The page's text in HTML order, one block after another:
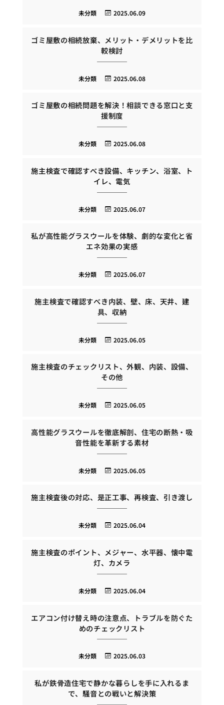
2025.06.09
未分類
ゴミ屋敷の相続放棄、メリット・デメリットを比
較検討
2025.06.08
未分類
ゴミ屋敷の相続問題を解決！相談できる窓口と支
援制度
2025.06.08
未分類
施主検査で確認すべき設備、キッチン、浴室、ト
イレ、電気
2025.06.07
未分類
私が高性能グラスウールを体験、劇的な変化と省
エネ効果の実感
2025.06.07
未分類
施主検査で確認すべき内装、壁、床、天井、建
具、収納
2025.06.05
未分類
施主検査のチェックリスト、外観、内装、設備、
その他
2025.06.05
未分類
高性能グラスウールを徹底解剖、住宅の断熱・吸
音性能を革新する素材
2025.06.05
未分類
施主検査後の対応、是正工事、再検査、引き渡し
2025.06.04
未分類
施主検査のポイント、メジャー、水平器、懐中電
灯、カメラ
2025.06.04
未分類
エアコン付け替え時の注意点、トラブルを防ぐた
めのチェックリスト
2025.06.03
未分類
私が鉄骨造住宅で静かな暮らしを手に入れるま
で、騒音との戦いと解決策